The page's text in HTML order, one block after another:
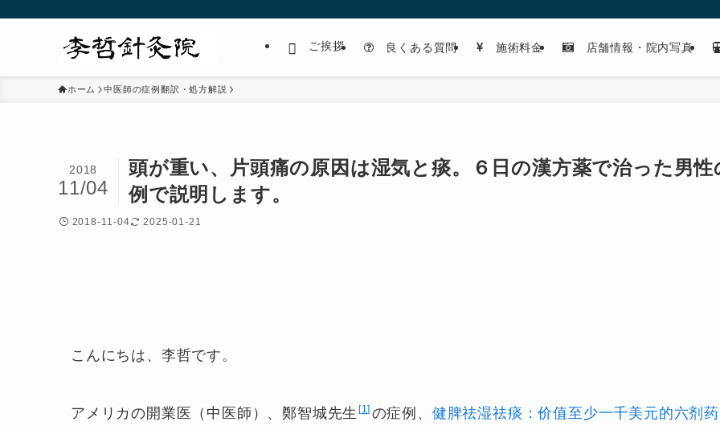
ご挨拶 良くある質問 施術料金 店舗情報・院内写真
ホーム 中医師の症例翻訳・処方解説
頭が重い、片頭痛の原因は湿気と痰。６日の漢方薬で治った男性
例で説明します。
2018
11/04
2018-11-04 2025-01-21
こんにちは、李哲です。
アメリカの開業医（中医師）、鄭智城先生 1 の症例、 健脾祛湿祛痰：价值至少一千美元的六剂药